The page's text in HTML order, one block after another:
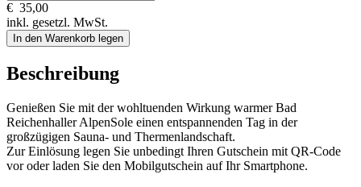
€ 35,00
inkl. gesetzl. MwSt.
In den Warenkorb legen
Beschreibung
Genießen Sie mit der wohltuenden Wirkung warmer Bad
Reichenhaller AlpenSole einen entspannenden Tag in der
großzügigen Sauna- und Thermenlandschaft.
Zur Einlösung legen Sie unbedingt Ihren Gutschein mit QR-Code
vor oder laden Sie den Mobilgutschein auf Ihr Smartphone.